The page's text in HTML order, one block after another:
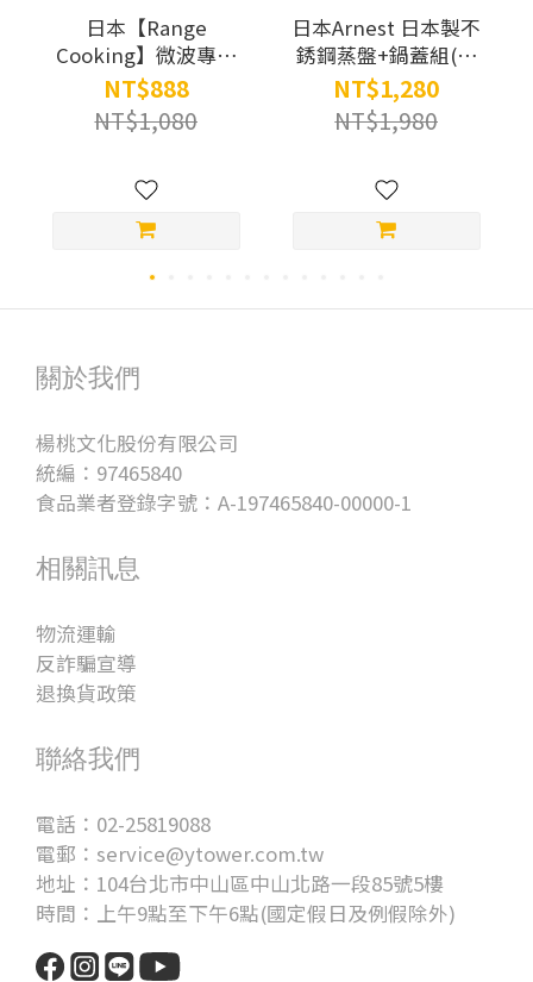
日本【Range
Cooking】微波專用
三明治盒SA031 (黃
色/粉紅色)
NT$888
NT$1,080
日本Arnest 日本製不
銹鋼蒸盤+鍋蓋組(適
用28-30cm鍋子)
NT$1,280
NT$1,980
關於我們
楊桃文化股份有限公司
統編：97465840
食品業者登錄字號：A-197465840-00000-1
相關訊息
物流運輸
反詐騙宣導
退換貨政策
聯絡我們
電話：02-25819088
電郵：service@ytower.com.tw
地址：104台北市中山區中山北路一段85號5樓
時間：上午9點至下午6點(國定假日及例假除外)